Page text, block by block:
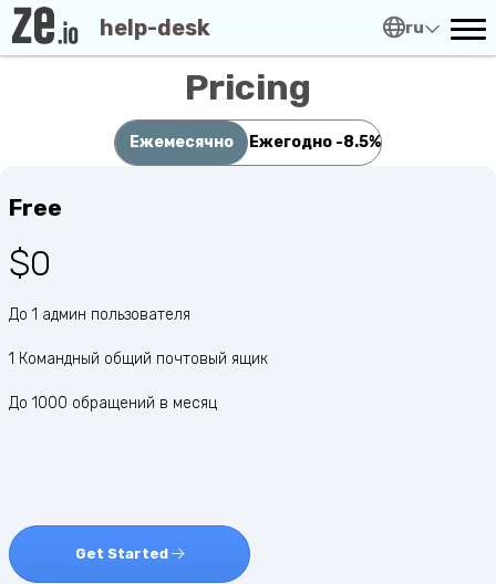
help-desk ru
Pricing
Ежемесячно Ежегодно -8.5%
Free
$0
До 1 админ пользователя
1 Командный общий почтовый ящик
До 1000 обращений в месяц
Get Started